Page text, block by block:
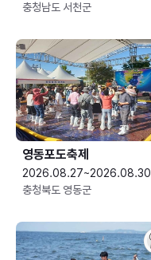
충청남도 서천군
영동포도축제
2026.08.27~2026.08.30
충청북도 영동군